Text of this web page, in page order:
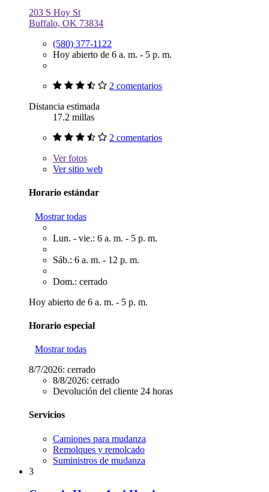
203 S Hoy St
Buffalo, OK 73834
(580) 377-1122
Hoy abierto de 6 a. m. - 5 p. m.
2 comentarios
Distancia estimada
17.2 millas
2 comentarios
Verfotos
Ver sitio web
Horario estándar
Mostrar todas
Lun. - vie.: 6 a. m. - 5 p. m.
Sáb.: 6 a. m. - 12 p. m.
Dom.: cerrado
Hoy abierto de 6 a. m. - 5 p. m.
Horario especial
Mostrar todas
8/7/2026: cerrado
8/8/2026: cerrado
Devolución del cliente 24 horas
Servicios
Camiones para mudanza
Remolques y remolcado
Suministros de mudanza
3